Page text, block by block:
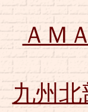
ＡＭ
九州北